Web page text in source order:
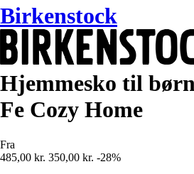
Birkenstock
Hjemmesko til
Fe Cozy Home
Fra
485,00 kr. 350,00 kr. -28%